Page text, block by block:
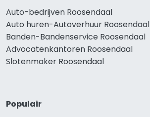
Auto-bedrijven Roosendaal
Auto huren-Autoverhuur Roosendaal
Banden-Bandenservice Roosendaal
Advocatenkantoren Roosendaal
Slotenmaker Roosendaal
Populair